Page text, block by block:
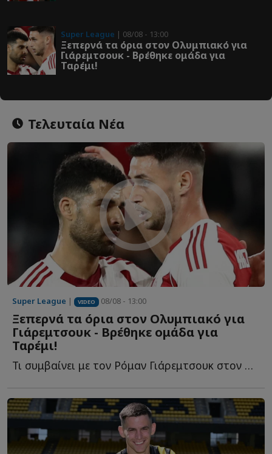
Super League | 08/08 - 13:00
Ξεπερνά τα όρια στον Ολυμπιακό για
Γιάρεμτσουκ - Βρέθηκε ομάδα για
Ταρέμι!
Τελευταία Νέα
Super League | VIDEO 08/08 - 13:00
Ξεπερνά τα όρια στον Ολυμπιακό για
Γιάρεμτσουκ - Βρέθηκε ομάδα για
Ταρέμι!
Τι συμβαίνει με τον Ρόμαν Γιάρεμτσουκ στον Ολυμπιακό κ...